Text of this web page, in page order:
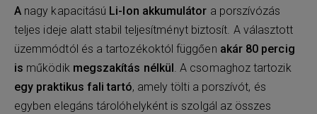
A nagy kapacitású Li-Ion akkumulátor a porszívózás
teljes ideje alatt stabil teljesítményt biztosít. A választott
üzemmódtól és a tartozékoktól függően akár 80 percig
is működik megszakítás nélkül . A csomaghoz tartozik
egy praktikus fali tartó, amely tölti a porszívót, és
egyben elegáns tárolóhelyként is szolgál az összes